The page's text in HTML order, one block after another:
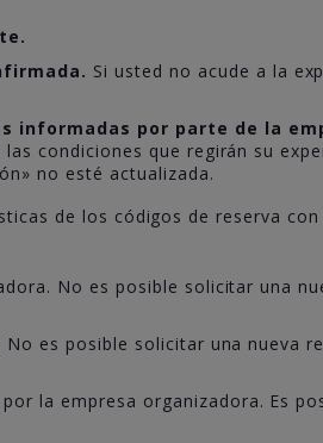
Si usted no acude a la
informadas por parte de la
condiciones que regirán su
no esté actualizada.
de los códigos de reserva
No es posible solicitar una
es posible solicitar una nueva
la empresa organizadora. Es